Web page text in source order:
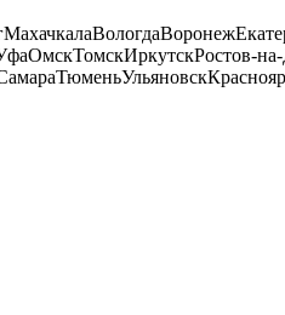
МахачкалаВологдаВоронеж
ОмскТомскИркутскРостов-
ТюменьУльяновск